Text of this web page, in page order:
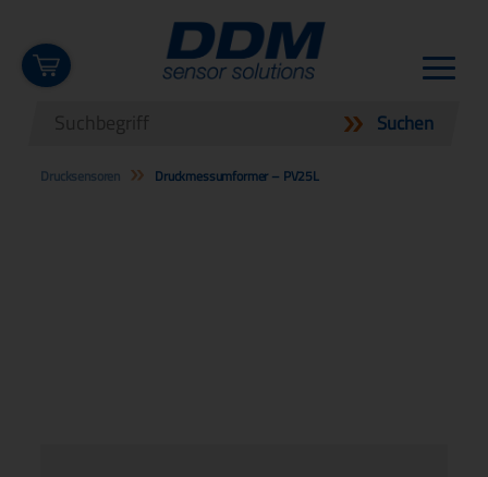
Drucksensoren Druckmessumformer – PV25L